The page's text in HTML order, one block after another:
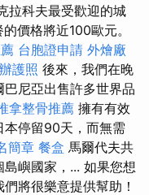
拉科夫最受歡迎的城
價格將近100歐元。
台胞證申請 外燴廠
辦護照 後來，我們在晚
尼亞出售許多世界品
拿整骨推薦 擁有有效
本停留90天，而無需
簡章 餐盒 馬爾代夫共
嶼國家，... 如果您想
將很樂意提供幫助！